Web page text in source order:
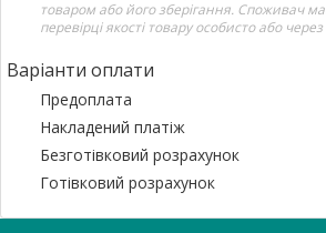
товаром або його зберігання. Споживач
перевірці якості товару особисто або
Варіанти оплати
Предоплата
Накладений платіж
Безготівковий розрахунок
Готівковий розрахунок